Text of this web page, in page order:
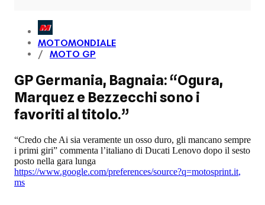
MOTOMONDIALE
MOTO GP
GP Germania, Bagnaia: “Ogura,
Marquez e Bezzecchi sono i
favoriti al titolo.”
“Credo che Ai sia veramente un osso duro, gli mancano sempre
i primi giri” commenta l’italiano di Ducati Lenovo dopo il sesto
posto nella gara lunga
https://www.google.com/preferences/source?q=motosprint.it,
ms